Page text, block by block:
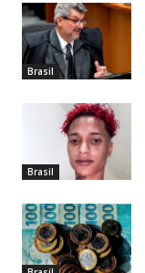
Brasil
Brasil